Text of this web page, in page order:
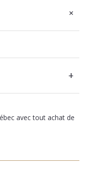
+
+
avec tout achat de